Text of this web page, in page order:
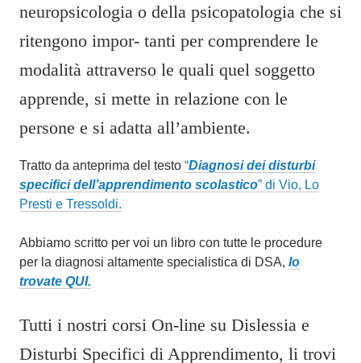
neuropsicologia o della psicopatologia che si
ritengono impor- tanti per comprendere le
modalità attraverso le quali quel soggetto
apprende, si mette in relazione con le
persone e si adatta all’ambiente.
Tratto da anteprima del testo “Diagnosi dei disturbi
specifici dell’apprendimento scolastico” di Vio, Lo
Presti e Tressoldi.
Abbiamo scritto per voi un libro con tutte le procedure
per la diagnosi altamente specialistica di DSA, lo
trovate QUI.
Tutti i nostri corsi On-line su Dislessia e
Disturbi Specifici di Apprendimento, li trovi